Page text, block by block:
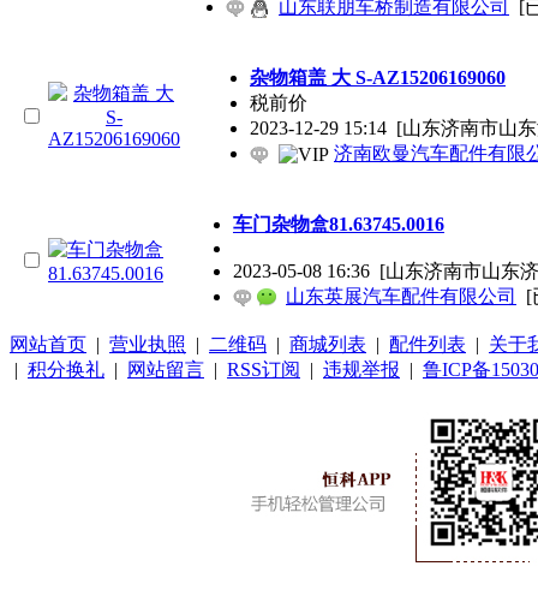
山东联朋车桥制造有限公司
[
杂物箱盖 大 S-AZ15206169060
税前价
2023-12-29 15:14 [山东济南市山
济南欧曼汽车配件有限
车门杂物盒81.63745.0016
2023-05-08 16:36 [山东济南市山东
山东英展汽车配件有限公司
[
网站首页 | 营业执照 | 二维码 | 商城列表 | 配件列表 | 关于
| 积分换礼 | 网站留言 | RSS订阅 | 违规举报 | 鲁ICP备